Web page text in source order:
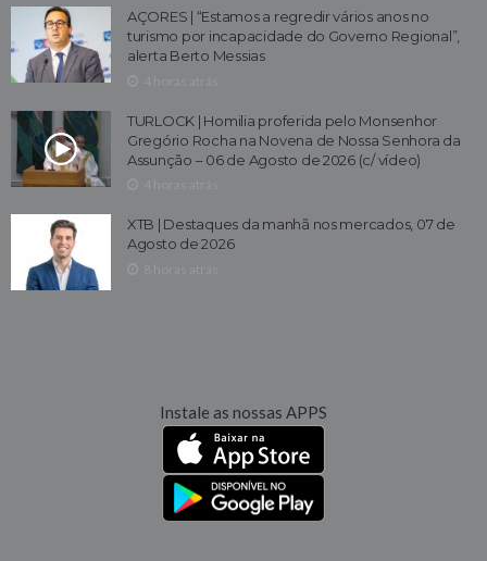
AÇORES | “Estamos a regredir vários anos no
turismo por incapacidade do Governo Regional”,
alerta Berto Messias
TURLOCK | Homilia proferida pelo Monsenhor
Gregório Rocha na Novena de Nossa Senhora da
Assunção – 06 de Agosto de 2026 (c/ vídeo)
XTB | Destaques da manhã nos mercados, 07 de
Agosto de 2026
Instale as nossas APPS